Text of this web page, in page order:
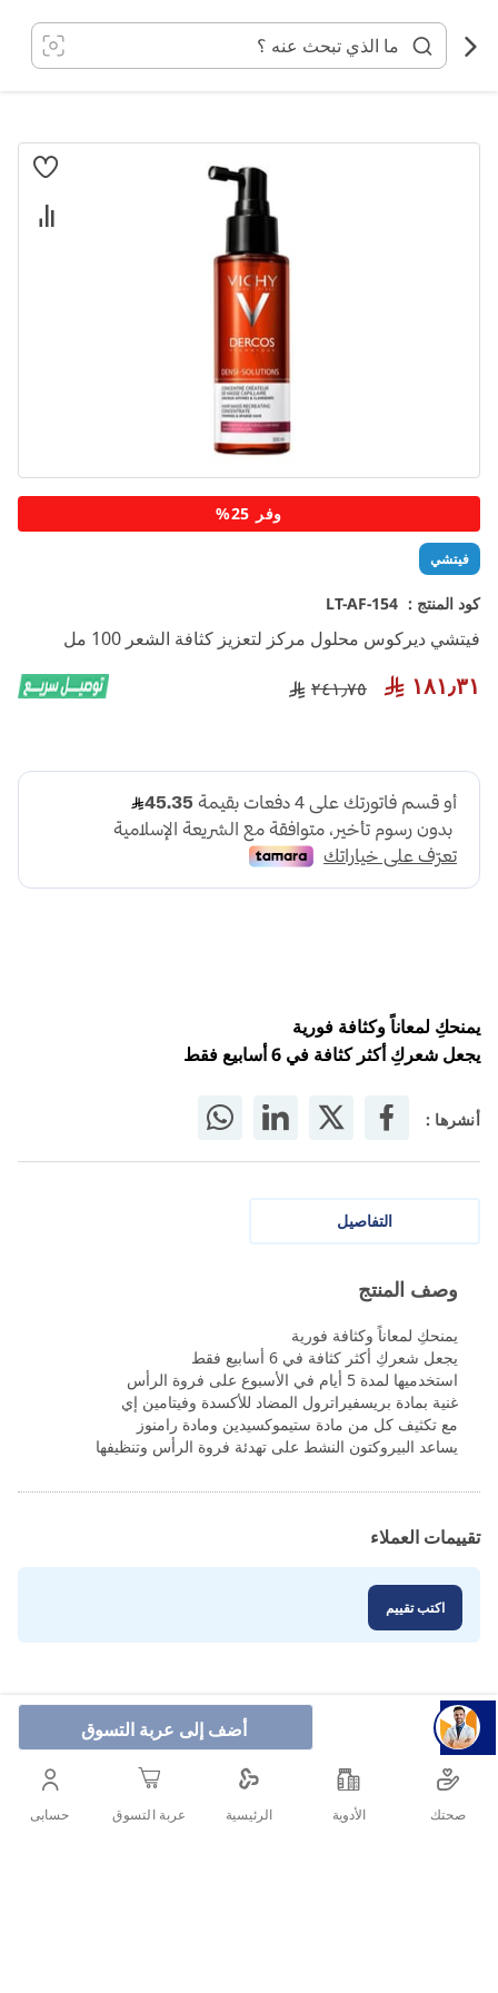
المحتوى
فيتشي
كود المنتج : LT-AF-154
فيتشي ديركوس محلول مركز لتعزيز كثافة الشعر 100 مل
١٨١٫٣١ ٢٤١٫٧٥
يمنحكِ لمعاناً وكثافة فورية
يجعل شعركِ أكثر كثافة في 6 أسابيع فقط
أضف إلى عربة التسوق
أنشرها :
انتقل
تخطي
إلى
بداية
معرض
الصور
وفر 25%
التفاصيل
وصف المنتج
يمنحكِ لمعاناً وكثافة فورية
يجعل شعركِ أكثر كثافة في 6 أسابيع فقط
استخدميها لمدة 5 أيام في الأسبوع على فروة الرأس
غنية بمادة بريسفيراترول المضاد للأكسدة وفيتامين إي
مع تكثيف كل من مادة ستيموكسيدين ومادة رامنوز
يساعد البيروكتون النشط على تهدئة فروة الرأس وتنظيفها
تقييمات العملاء
اكتب تقييم
صحتك الأدوية الرئيسية عربة التسوق حسابى